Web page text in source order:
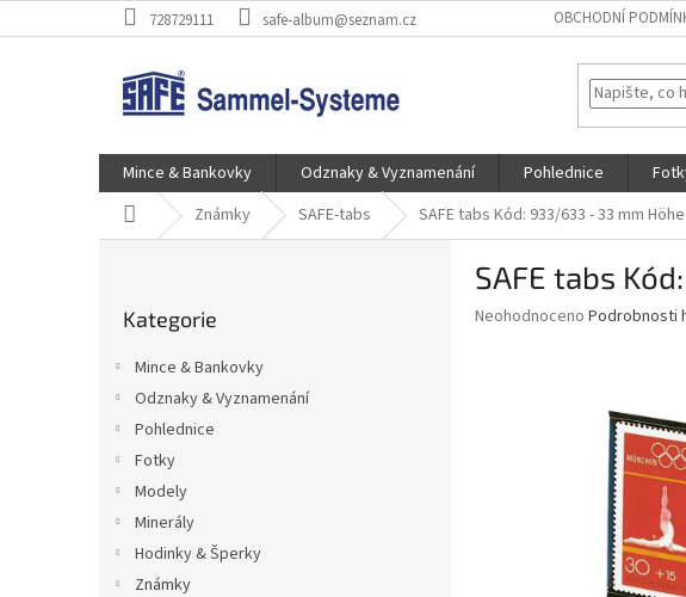
na
728729111 safe-album@seznam.cz OBCHODNÍ
Mince & Bankovky Odznaky & Vyznamenání Pohlednice
Domů Známky SAFE-tabs SAFE tabs Kód: 933/633 - 33 mm Höhe
kategorie
Kategorie
Mince & Bankovky
Odznaky & Vyznamenání
Pohlednice
Fotky
Modely
Minerály
Hodinky & Šperky
Známky
SAFE tabs
Průměrné
Neohodnoceno Podrobnosti